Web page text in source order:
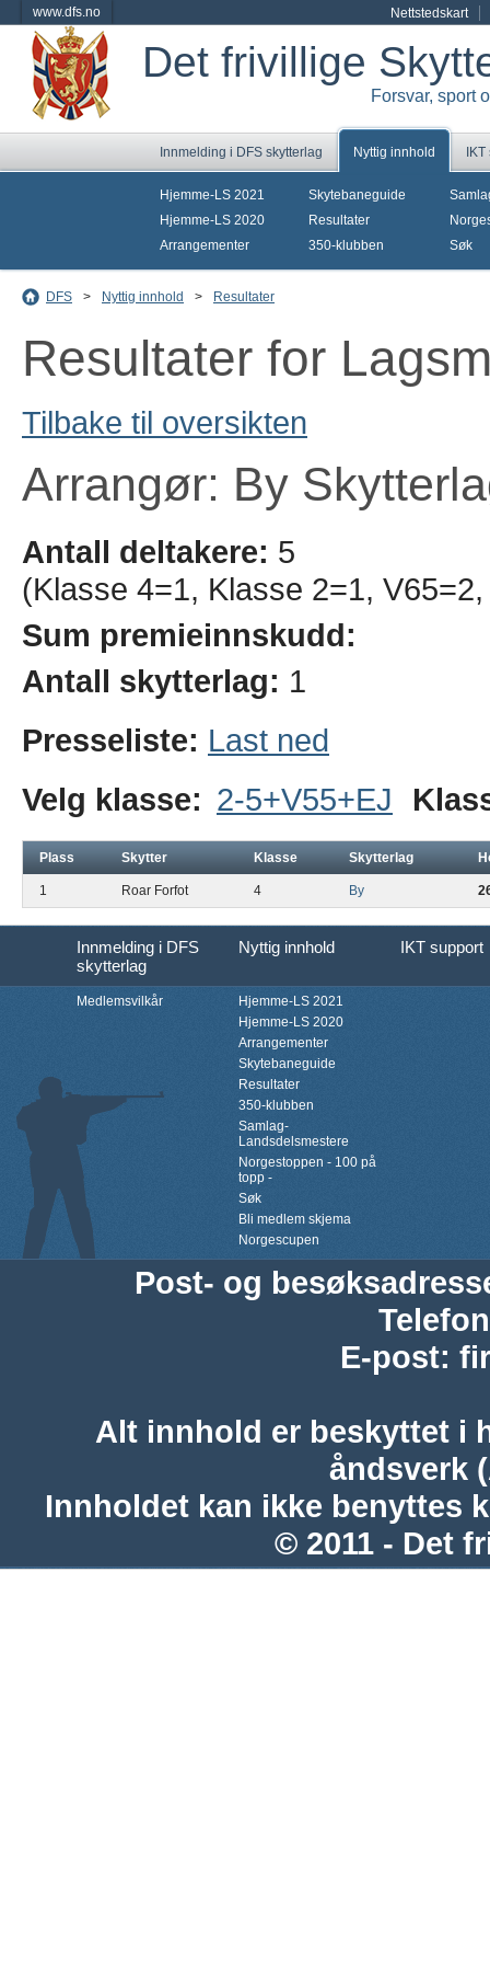
www.dfs.no Nettstedskart
Det frivillige
Forsvar, sport
Innmelding i DFS skytterlag Nyttig innhold
Hjemme-LS 2021
Hjemme-LS 2020
Arrangementer
Skytebaneguide
Resultater
350-klubben
Søk
DFS > Nyttig innhold > Resultater
Resultater for
Tilbake til oversikten
Arrangør: By
Antall deltakere: 5
(Klasse 4=1, Klasse 2=1,
Sum premieinnskudd:
Antall skytterlag: 1
Presseliste: Last ned
Velg klasse: 2-5+V55+EJ
Plass Skytter Klasse Skytterlag
1 Roar Forfot 4 By
Innmelding i DFS
skytterlag
Nyttig innhold IKT support
Medlemsvilkår
Hjemme-LS 2021
Hjemme-LS 2020
Arrangementer
Skytebaneguide
Resultater
350-klubben
Samlag-
Landsdelsmestere
Norgestoppen - 100 på
topp -
Søk
Bli medlem skjema
Norgescupen
Post- og
Telefon
E-post:
Alt innhold er beskyttet i
åndsverk
Innholdet kan ikke benyttes
© 2011 - Det